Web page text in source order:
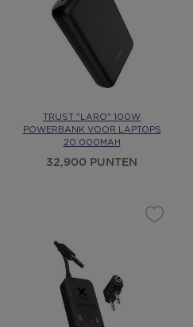
TRUST "LARO" 100W
POWERBANK VOOR LAPTOPS
20.000MAH
32,900 PUNTEN